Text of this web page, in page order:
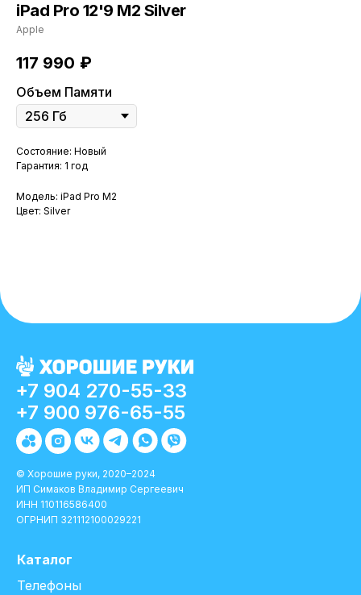
iPad Pro 12'9 M2 Silver
Apple
117 990 ₽
Объем Памяти
Состояние: Новый
Гарантия: 1 год
Модель: iPad Pro M2
Цвет: Silver
Каталог
Телефоны
+7 904 270-55-33
© Хорошие руки, 2020–2024
ИП Симаков Владимир Сергеевич
ИНН 110116586400
ОГРНИП 321112100029221
+7 900 976-65-55